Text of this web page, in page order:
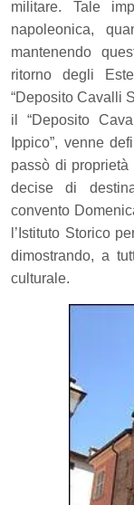
militare. Tale
napoleonica,
mantenendo
ritorno degli
“Deposito Cavalli
il “Deposito
Ippico”, venne
passò di proprietà
decise di
convento
l’Istituto Storico
dimostrando, a
culturale.